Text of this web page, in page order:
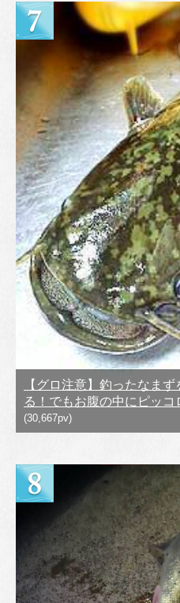
【グロ注意】釣ったなま
る！でもお腹の中にピッコ
(30,667pv)